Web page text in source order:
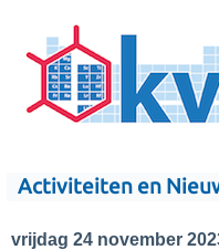
Activiteiten en
vrijdag 24 november